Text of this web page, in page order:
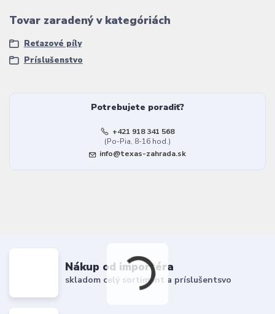
Tovar zaradený v kategóriách
Reťazové píly
Príslušenstvo
Potrebujete poradiť?
+421 918 341 568
(Po-Pia, 8-16 hod.)
info@texas-zahrada.sk
Nákup od importéra
skladom celý sortiment a príslušentsvo